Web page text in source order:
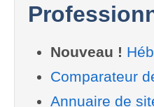
Nouveau !
Comparateur
Annuaire de